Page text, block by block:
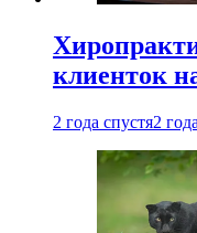
клиенток
2 года спустя2